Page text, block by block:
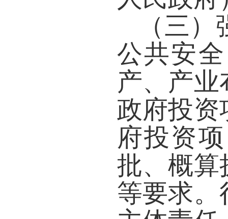
（三
公共安
产、产
政府投资
府投资
批、概算
等要求。